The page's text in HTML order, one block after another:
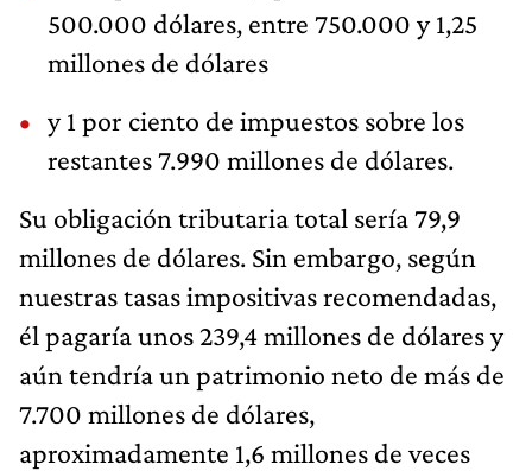
500.000 dólares, entre 750.000 y 1,25
millones de dólares
y 1 por ciento de impuestos sobre los
restantes 7.990 millones de dólares.
Su obligación tributaria total sería 79,9
millones de dólares. Sin embargo, según
nuestras tasas impositivas recomendadas,
él pagaría unos 239,4 millones de dólares y
aún tendría un patrimonio neto de más de
7.700 millones de dólares,
aproximadamente 1,6 millones de veces